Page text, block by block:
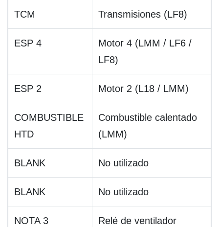
TCM Transmisiones (LF8)
ESP 4
Motor 4 (LMM / LF6 /
LF8)
ESP 2 Motor 2 (L18 / LMM)
COMBUSTIBLE
HTD
Combustible calentado
(LMM)
BLANK No utilizado
BLANK No utilizado
NOTA 3
Relé de ventilador